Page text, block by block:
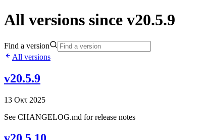
All versions since v20.5.9
Find a version
All versions
v20.5.9
13 Οκτ 2025
See CHANGELOG.md for release notes